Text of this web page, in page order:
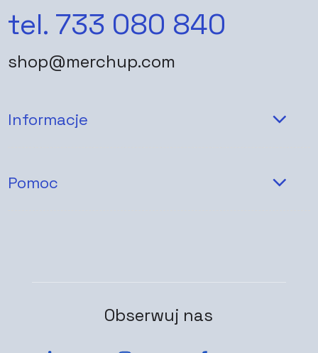
tel. 733 080 840
shop@merchup.com
Informacje
Pomoc
Obserwuj nas